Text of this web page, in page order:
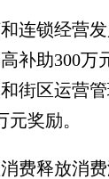
锁经营发
补助300万
街区运营
奖励。
释放消费